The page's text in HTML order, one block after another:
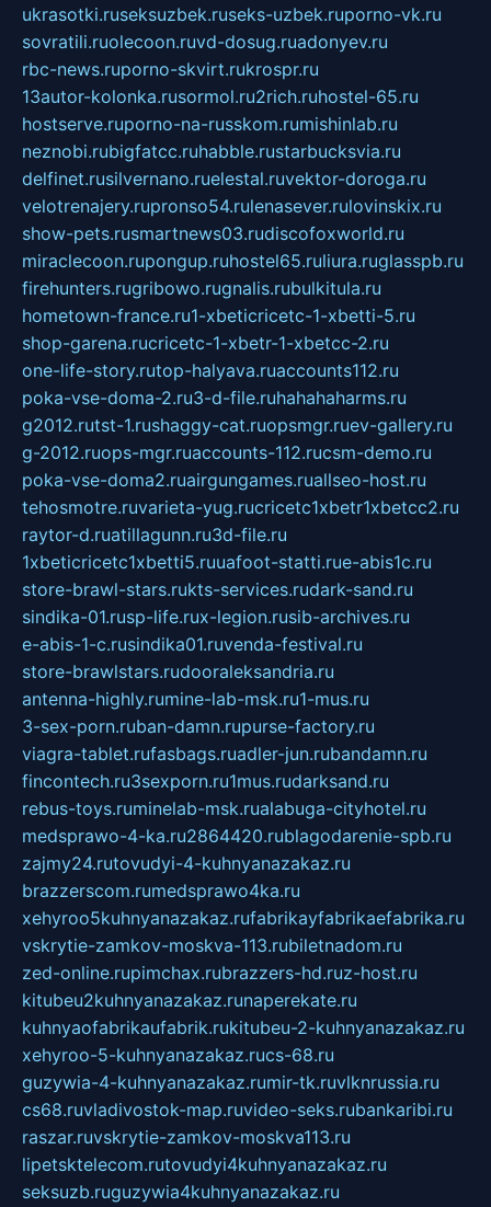
ukrasotki.ruseksuzbek.ruseks-uzbek.ruporno-vk.ru
sovratili.ruolecoon.ruvd-dosug.ruadonyev.ru
rbc-news.ruporno-skvirt.rukrospr.ru
13autor-kolonka.rusormol.ru2rich.ruhostel-65.ru
hostserve.ruporno-na-russkom.rumishinlab.ru
neznobi.rubigfatcc.ruhabble.rustarbucksvia.ru
delfinet.rusilvernano.ruelestal.ruvektor-doroga.ru
velotrenajery.rupronso54.rulenasever.rulovinskix.ru
show-pets.rusmartnews03.rudiscofoxworld.ru
miraclecoon.rupongup.ruhostel65.ruliura.ruglasspb.ru
firehunters.rugribowo.rugnalis.rubulkitula.ru
hometown-france.ru1-xbeticricetc-1-xbetti-5.ru
shop-garena.rucricetc-1-xbetr-1-xbetcc-2.ru
one-life-story.rutop-halyava.ruaccounts112.ru
poka-vse-doma-2.ru3-d-file.ruhahahaharms.ru
g2012.rutst-1.rushaggy-cat.ruopsmgr.ruev-gallery.ru
g-2012.ruops-mgr.ruaccounts-112.rucsm-demo.ru
poka-vse-doma2.ruairgungames.ruallseo-host.ru
tehosmotre.ruvarieta-yug.rucricetc1xbetr1xbetcc2.ru
raytor-d.ruatillagunn.ru3d-file.ru
1xbeticricetc1xbetti5.ruuafoot-statti.rue-abis1c.ru
store-brawl-stars.rukts-services.rudark-sand.ru
sindika-01.rusp-life.rux-legion.rusib-archives.ru
e-abis-1-c.rusindika01.ruvenda-festival.ru
store-brawlstars.rudooraleksandria.ru
antenna-highly.rumine-lab-msk.ru1-mus.ru
3-sex-porn.ruban-damn.rupurse-factory.ru
viagra-tablet.rufasbags.ruadler-jun.rubandamn.ru
fincontech.ru3sexporn.ru1mus.rudarksand.ru
rebus-toys.ruminelab-msk.rualabuga-cityhotel.ru
medsprawo-4-ka.ru2864420.rublagodarenie-spb.ru
zajmy24.rutovudyi-4-kuhnyanazakaz.ru
brazzerscom.rumedsprawo4ka.ru
xehyroo5kuhnyanazakaz.rufabrikayfabrikaefabrika.ru
vskrytie-zamkov-moskva-113.rubiletnadom.ru
zed-online.rupimchax.rubrazzers-hd.ruz-host.ru
kitubeu2kuhnyanazakaz.runaperekate.ru
kuhnyaofabrikaufabrik.rukitubeu-2-kuhnyanazakaz.ru
xehyroo-5-kuhnyanazakaz.rucs-68.ru
guzywia-4-kuhnyanazakaz.rumir-tk.ruvlknrussia.ru
cs68.ruvladivostok-map.ruvideo-seks.rubankaribi.ru
raszar.ruvskrytie-zamkov-moskva113.ru
lipetsktelecom.rutovudyi4kuhnyanazakaz.ru
seksuzb.ruguzywia4kuhnyanazakaz.ru